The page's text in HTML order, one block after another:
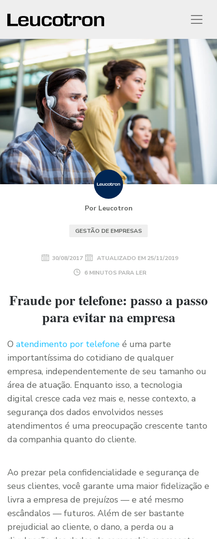
Por Leucotron
GESTÃO DE EMPRESAS
30/08/2017 ATUALIZADO EM 25/11/2019
6 MINUTOS PARA LER
Fraude por telefone: passo a passo
para evitar na empresa
O atendimento por telefone é uma parte
importantíssima do cotidiano de qualquer
empresa, independentemente de seu tamanho ou
área de atuação. Enquanto isso, a tecnologia
digital cresce cada vez mais e, nesse contexto, a
segurança dos dados envolvidos nesses
atendimentos é uma preocupação crescente tanto
da companhia quanto do cliente.
Ao prezar pela confidencialidade e segurança de
seus clientes, você garante uma maior fidelização e
livra a empresa de prejuízos — e até mesmo
escândalos — futuros. Além de ser bastante
prejudicial ao cliente, o dano, a perda ou a